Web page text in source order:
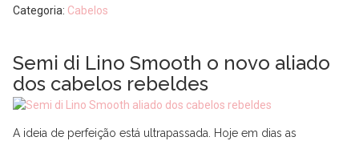
Categoria: Cabelos
Semi di Lino Smooth o novo aliado
dos cabelos rebeldes
A ideia de perfeição está ultrapassada. Hoje em dias as